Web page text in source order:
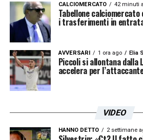
PerLuca Pellegrini, invece,
l’ingaggio superiore ai due
annui. Una cifra importante
biancocelesti, che da tempo
analizzando con attenzione
costi e rendimento.
Le prossime settimane
comprendere la direzione
CALCIOMERCATO 42 minuti
Tabellone
i trasferimenti in
AVVERSARI 1 ora ago Elia
Piccoli si allontana dalla
accelera per
VIDEO
HANNO DETTO 2 settimane